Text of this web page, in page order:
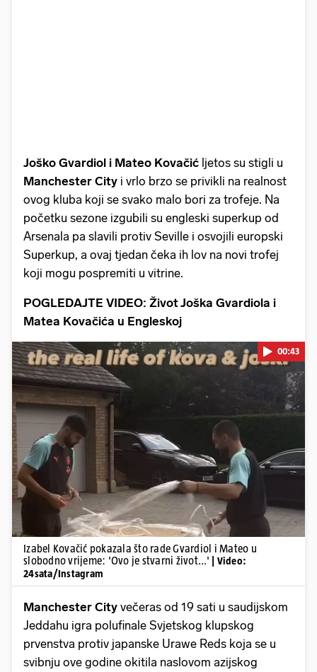
Joško Gvardiol i Mateo Kovačić ljetos su stigli u
Manchester City i vrlo brzo se privikli na realnost
ovog kluba koji se svako malo bori za trofeje. Na
početku sezone izgubili su engleski superkup od
Arsenala pa slavili protiv Seville i osvojili europski
Superkup, a ovaj tjedan čeka ih lov na novi trofej
koji mogu pospremiti u vitrine.
POGLEDAJTE VIDEO: Život Joška Gvardiola i
Matea Kovačića u Engleskoj
Pokretanje videa...
00:43
Izabel Kovačić pokazala što rade Gvardiol i Mateo u
slobodno vrijeme: 'Ovo je stvarni život...'
| Video:
24sata/Instagram
Manchester City večeras od 19 sati u saudijskom
Jeddahu igra polufinale Svjetskog klupskog
prvenstva protiv japanske Urawe Reds koja se u
svibnju ove godine okitila naslovom azijskog